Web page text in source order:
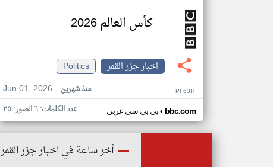
كأس العالم 2026
اخبار جزر القمر
Politics
Jun 01, 2026
منذ شهرين PF63IT
بي بي سي عربي• bbc.com عدد الكلمات: ٦ الصور: ٢٥
أخر ساعة في اخبار جزر القمر